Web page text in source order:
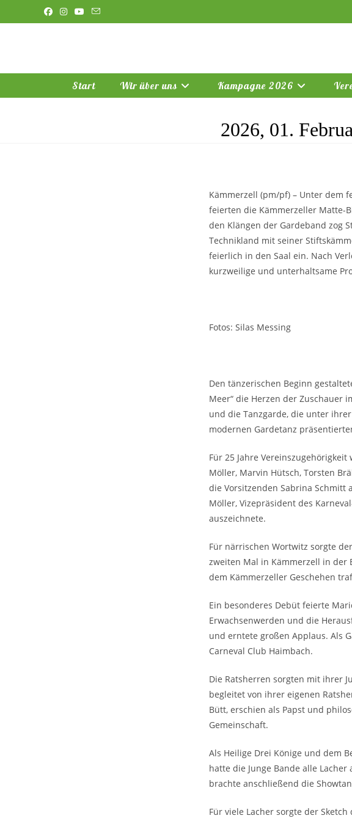
Inhalt
Start Wir über uns Kampagne 2026
2026, 01.
Kämmerzell (pm/pf) – Unter dem
feierten die Kämmerzeller Matte-
den Klängen der Gardeband zog
Technikland mit seiner
feierlich in den Saal ein. Nach
kurzweilige und unterhaltsame
Fotos: Silas Messing
Den tänzerischen Beginn
Meer“ die Herzen der Zuschauer
und die Tanzgarde, die unter
modernen Gardetanz
Für 25 Jahre
Möller, Marvin Hütsch, Torsten
die Vorsitzenden Sabrina Schmitt
Möller, Vizepräsident des
auszeichnete.
Für närrischen Wortwitz sorgte
zweiten Mal in Kämmerzell in
dem Kämmerzeller Geschehen
Ein besonderes Debüt feierte
Erwachsenwerden und die
und erntete großen Applaus. Als
Carneval Club Haimbach.
Die Ratsherren sorgten mit ihrer
begleitet von ihrer eigenen
Bütt, erschien als Papst und
Gemeinschaft.
Als Heilige Drei Könige und dem
hatte die Junge Bande alle
brachte anschließend die
Für viele Lacher sorgte der